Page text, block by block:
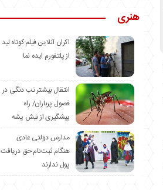
هنری
اکران آنلاین فیلم کوتاه لید
از پلتفورم ایده نما
انتقال بیشتر تب دنگی در
فصول پرباران/ راه
پیشگیری از نیش پشه
مدارس دولتی عادی
هنگام ثبت‌نام حق دریافت
پول ندارند